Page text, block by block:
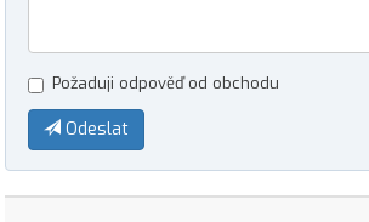
Požaduji odpověď od obchodu
Odeslat